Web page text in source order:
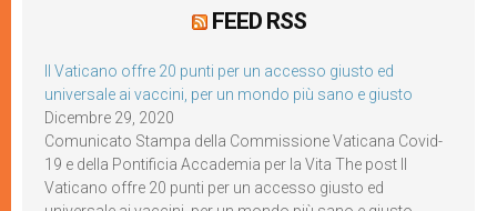
FEED RSS
Il Vaticano offre 20 punti per un accesso giusto ed
universale ai vaccini, per un mondo più sano e giusto
Dicembre 29, 2020
Comunicato Stampa della Commissione Vaticana Covid-
19 e della Pontificia Accademia per la Vita The post Il
Vaticano offre 20 punti per un accesso giusto ed